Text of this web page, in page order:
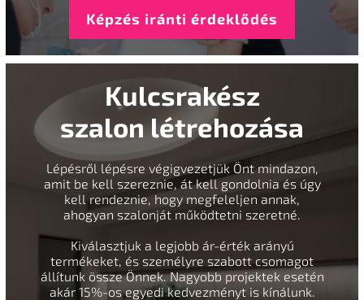
Képzés iránti érdeklődés
Kulcsrakész
szalon létrehozása
Lépésről lépésre végigvezetjük Önt mindazon,
amit be kell szereznie, át kell gondolnia és úgy
kell rendeznie, hogy megfeleljen annak,
ahogyan szalonját működtetni szeretné.
Kiválasztjuk a legjobb ár-érték arányú
termékeket, és személyre szabott csomagot
állítunk össze Önnek. Nagyobb projektek esetén
akár 15%-os egyedi kedvezményt is kínálunk.